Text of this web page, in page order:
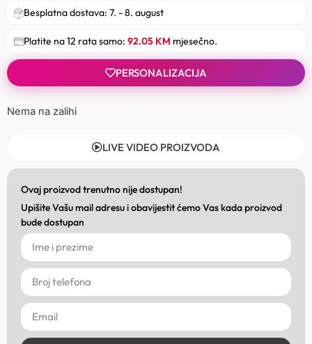
Besplatna dostava: 7. - 8. august
Platite na 12 rata samo: 92.05 KM mjesečno.
PERSONALIZACIJA
Nema na zalihi
LIVE VIDEO PROIZVODA
Ovaj proizvod trenutno nije dostupan!
Upišite Vašu mail adresu i obavijestit ćemo Vas kada proizvod
bude dostupan